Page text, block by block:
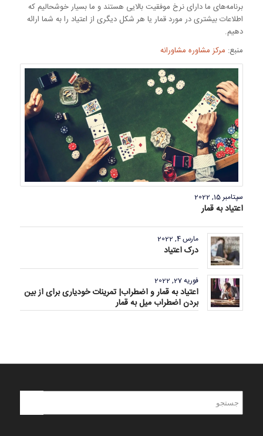
برنامه‌های ما دارای نرخ موفقیت بالایی هستند و ما بسیار خوشحالیم که
اطلاعات بیشتری در مورد قمار یا هر شکل دیگری از اعتیاد را به شما ارائه
دهیم.
منبع: مرکز مشاوره مشاورانه
سپتامبر 15, 2022
اعتیاد به قمار
مارس 4, 2022
درک اعتیاد
فوریه 27, 2022
اعتیاد به قمار و اضطراب| تمرینات خودیاری برای از بین
بردن اضطراب میل به قمار